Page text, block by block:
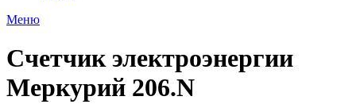
Меню
Счетчик электроэнергии
Меркурий 206.N